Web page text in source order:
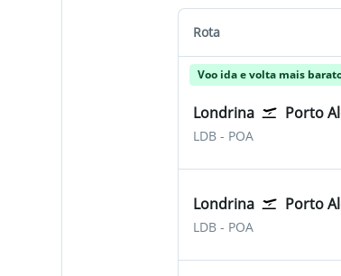
Rota
Voo ida e volta mais
Londrina Porto
LDB Londrina
- POA
Londrina Porto
LDB Londrina
- POA